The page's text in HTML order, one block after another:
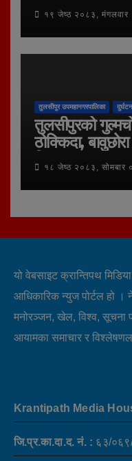
१९ जेष्ठ २०८३, मंगलवार
तुलसीपुर उपमहानगरपालिका
तुलसीपुरको
ठोक्किदा,
रिफर
१८ जेष्ठ २०८३, सोमबार
यो वेबसाइट क्रान्तिपथ
आधिकारिक न्युज पोर्टल हो ।
मनोरञ्जन, खेल, विश्व, सूचना
आयामका समाचार र
Krantipath Media
जि.प्र.का.दा.द. नं. : ६३/